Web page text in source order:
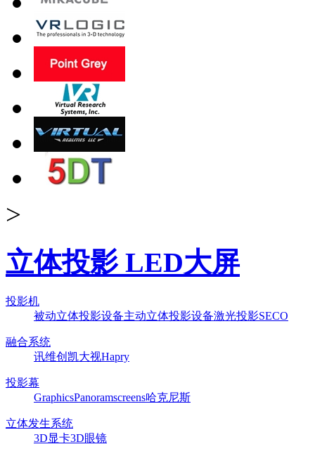
>
立体投影 LED大屏
投影机
被动立体投影设备主动立体投影设备激光投影SECO
融合系统
讯维创凯大视Hapry
投影幕
GraphicsPanoramscreens哈克尼斯
立体发生系统
3D显卡3D眼镜